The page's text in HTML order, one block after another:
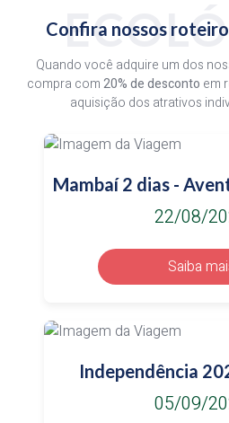
Confira nossos
Quando você adquire um dos
compra com20% de desconto em
aquisição dos atrativos
Mambaí 2 dias -
22/08/
Saiba
Independência
05/09/